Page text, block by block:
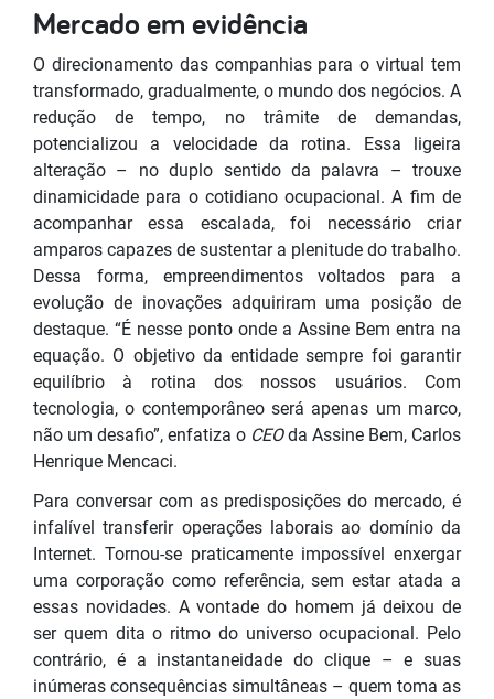
Mercado em evidência
O direcionamento das companhias para o virtual tem
transformado, gradualmente, o mundo dos negócios. A
redução de tempo, no trâmite de demandas,
potencializou a velocidade da rotina. Essa ligeira
alteração – no duplo sentido da palavra – trouxe
dinamicidade para o cotidiano ocupacional. A fim de
acompanhar essa escalada, foi necessário criar
amparos capazes de sustentar a plenitude do trabalho.
Dessa forma, empreendimentos voltados para a
evolução de inovações adquiriram uma posição de
destaque. “É nesse ponto onde a Assine Bem entra na
equação. O objetivo da entidade sempre foi garantir
equilíbrio à rotina dos nossos usuários. Com
tecnologia, o contemporâneo será apenas um marco,
não um desafio”, enfatiza o CEOda Assine Bem, Carlos
Henrique Mencaci.
Para conversar com as predisposições do mercado, é
infalível transferir operações laborais ao domínio da
Internet. Tornou-se praticamente impossível enxergar
uma corporação como referência, sem estar atada a
essas novidades. A vontade do homem já deixou de
ser quem dita o ritmo do universo ocupacional. Pelo
contrário, é a instantaneidade do clique – e suas
inúmeras consequências simultâneas – quem toma as